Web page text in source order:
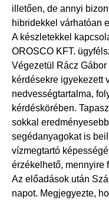
illetően, de annyi
hibridekkel várhatóan
A készletekkel
OROSCO KFT.
Végezetül Rácz
kérdésekre igyekezett
nedvességtartalma,
kérdéskörében.
sokkal
segédanyagokat is
vízmegtartó
érzékelhető, mennyire
Az előadások után
napot. Megjegyezte,